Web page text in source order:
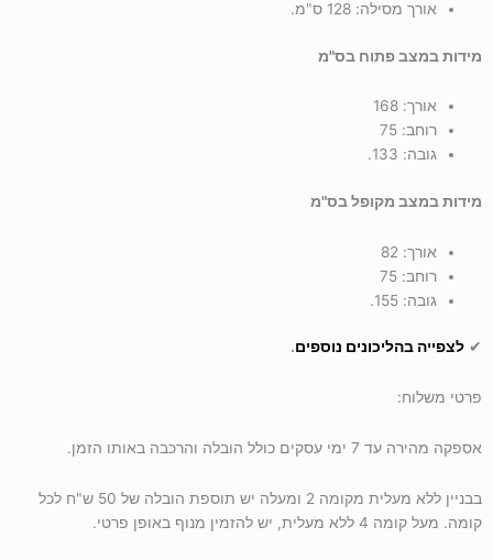
אורך מסילה:128 ס"מ.
מידות במצב פתוח בס"מ
אורך: 168
רוחב: 75
גובה: 133.
מידות במצב מקופל בס"מ
אורך: 82
רוחב: 75
גובה: 155.
✔ לצפייה בהליכונים נוספים.
פרטי משלוח:
אספקה מהירה עד 7 ימי עסקים כולל הובלה והרכבה באותו הזמן.
בבניין ללא מעלית מקומה 2 ומעלה יש תוספת הובלה של 50 ש"ח לכל
קומה. מעל קומה 4 ללא מעלית, יש להזמין מנוף באופן פרטי.